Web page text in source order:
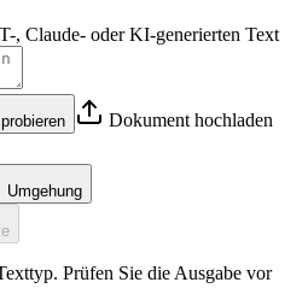
, Claude- oder KI-generierten Text
Dokument hochladen
Umgehung
Prüfen Sie die Ausgabe vor